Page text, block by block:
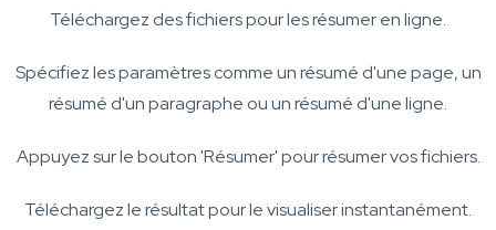
Téléchargez des fichiers pour les résumer en ligne.
Spécifiez les paramètres comme un résumé d'une page, un
résumé d'un paragraphe ou un résumé d'une ligne.
Appuyez sur le bouton 'Résumer' pour résumer vos fichiers.
Téléchargez le résultat pour le visualiser instantanément.